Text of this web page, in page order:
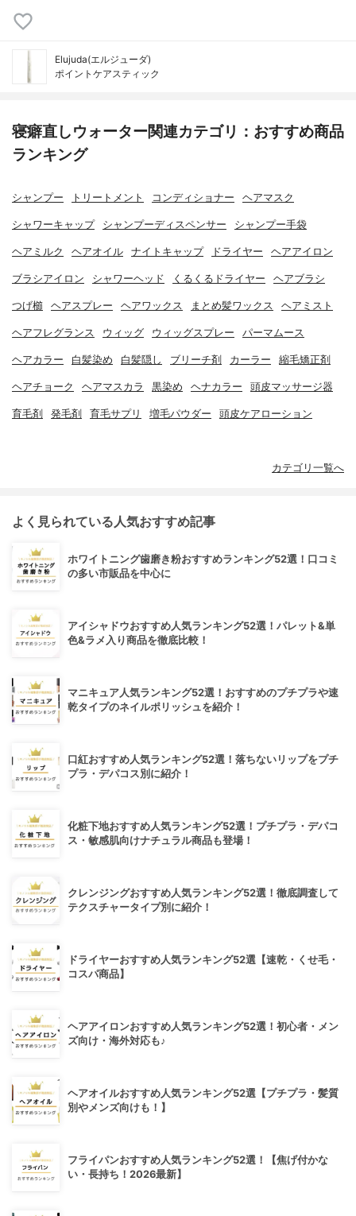
Elujuda(エルジューダ)
ポイントケアスティック
寝癖直しウォーター関連カテゴリ：おすすめ商品
ランキング
シャンプー トリートメント コンディショナー ヘアマスク
シャワーキャップ シャンプーディスペンサー シャンプー手袋
ヘアミルク ヘアオイル ナイトキャップ ドライヤー ヘアアイロン
ブラシアイロン シャワーヘッド くるくるドライヤー ヘアブラシ
つげ櫛 ヘアスプレー ヘアワックス まとめ髪ワックス ヘアミスト
ヘアフレグランス ウィッグ ウィッグスプレー パーマムース
ヘアカラー 白髪染め 白髪隠し ブリーチ剤 カーラー 縮毛矯正剤
ヘアチョーク ヘアマスカラ 黒染め ヘナカラー 頭皮マッサージ器
育毛剤 発毛剤 育毛サプリ 増毛パウダー 頭皮ケアローション
カテゴリ一覧へ
よく見られている人気おすすめ記事
ホワイトニング歯磨き粉おすすめランキング52選！口コミ
の多い市販品を中心に
アイシャドウおすすめ人気ランキング52選！パレット&単
色&ラメ入り商品を徹底比較！
マニキュア人気ランキング52選！おすすめのプチプラや速
乾タイプのネイルポリッシュを紹介！
口紅おすすめ人気ランキング52選！落ちないリップをプチ
プラ・デパコス別に紹介！
化粧下地おすすめ人気ランキング52選！プチプラ・デパコ
ス・敏感肌向けナチュラル商品も登場！
クレンジングおすすめ人気ランキング52選！徹底調査して
テクスチャータイプ別に紹介！
ドライヤーおすすめ人気ランキング52選【速乾・くせ毛・
コスパ商品】
ヘアアイロンおすすめ人気ランキング52選！初心者・メン
ズ向け・海外対応も♪
ヘアオイルおすすめ人気ランキング52選【プチプラ・髪質
別やメンズ向けも！】
フライパンおすすめ人気ランキング52選！【焦げ付かな
い・長持ち！2026最新】